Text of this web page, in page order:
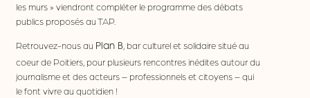
les murs » viendront compléter le programme des débats
publics proposés au TAP.
Retrouvez-nous au Plan B, bar culturel et solidaire situé au
coeur de Poitiers, pour plusieurs rencontres inédites autour du
journalisme et des acteurs – professionnels et citoyens – qui
le font vivre au quotidien !